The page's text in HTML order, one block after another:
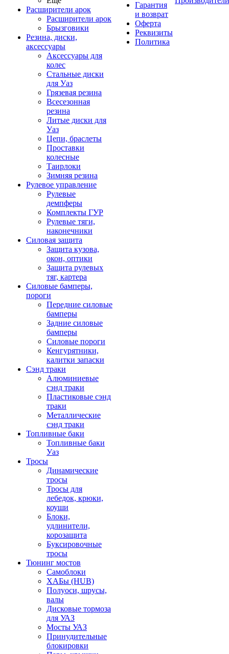
Расширители арок
Расширители арок
Брызговики
Резина, диски,
аксессуары
Аксессуары для
колес
Стальные диски
для Уаз
Грязевая резина
Всесезонная
резина
Литые диски для
Уаз
Цепи, браслеты
Проставки
колесные
Таирлоки
Зимняя резина
Рулевое управление
Рулевые
демпферы
Комплекты ГУР
Рулевые тяги,
наконечники
Силовая защита
Защита кузова,
окон, оптики
Защита рулевых
тяг, картера
Силовые бамперы,
пороги
Передние силовые
бамперы
Задние силовые
бамперы
Силовые пороги
Кенгурятники,
калитки запаски
Сэнд траки
Алюминиевые
сэнд траки
Пластиковые сэнд
траки
Металлические
сэнд траки
Топливные баки
Топливные баки
Уаз
Тросы
Динамические
тросы
Тросы для
лебедок, крюки,
коуши
Блоки,
удлинители,
корозащита
Буксировочные
тросы
Тюнинг мостов
Самоблоки
ХАБы (HUB)
Полуоси, шрусы,
валы
Дисковые тормоза
для УАЗ
Мосты УАЗ
Принудительные
блокировки
Гарантия
и возврат
Оферта
Реквизиты
Политика